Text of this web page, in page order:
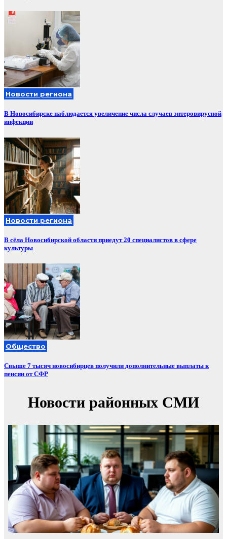
Новости региона
В Новосибирске наблюдается увеличение числа случаев энтеровирусной
инфекции
Новости региона
В сёла Новосибирской области приедут 20 специалистов в сфере
культуры
Общество
Свыше 7 тысяч новосибирцев получили дополнительные выплаты к
пенсии от СФР